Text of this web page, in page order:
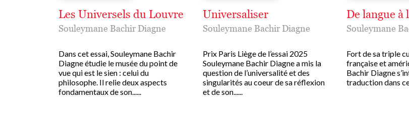
Les Universels du Louvre
Souleymane Bachir Diagne
Dans cet essai, Souleymane Bachir
Diagne étudie le musée du point de
vue qui est le sien : celui du
philosophe. Il relie deux aspects
fondamentaux de son......
Universaliser
Souleymane Bachir Diagne
Prix Paris Liège de l’essai 2025
Souleymane Bachir Diagne a mis la
question de l’universalité et des
singularités au coeur de sa réflexion
et de son......
De langue à
Souleymane
Fort de sa triple
française et
Bachir Diagne
traduction dans